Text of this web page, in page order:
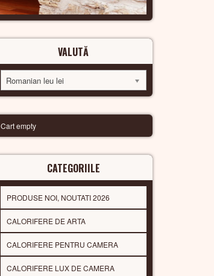
VALUTĂ
Romanian leu lei
Cart empty
CATEGORIILE
PRODUSE NOI, NOUTATI 2026
CALORIFERE DE ARTA
CALORIFERE PENTRU CAMERA
CALORIFERE LUX DE CAMERA